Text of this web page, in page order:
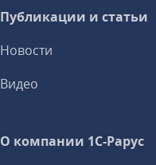
Публикации и статьи
Новости
Видео
О компании 1C-Рарус